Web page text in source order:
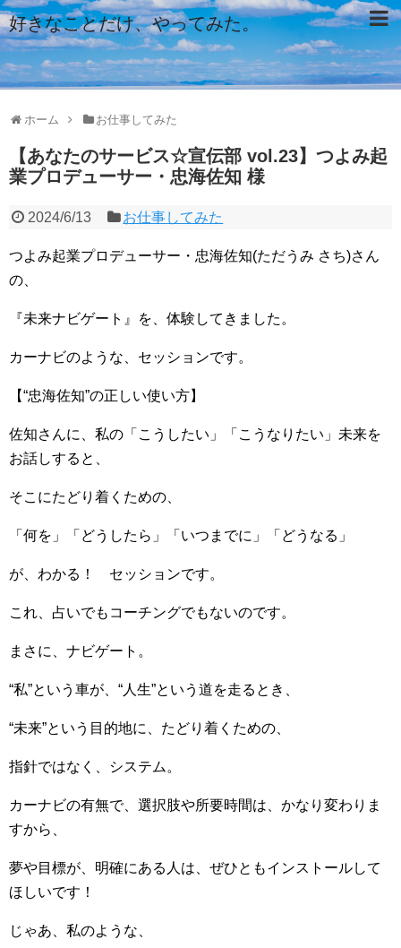
好きなことだけ、やってみた。
ホーム お仕事してみた
【あなたのサービス☆宣伝部 vol.23】つよみ起
業プロデューサー・忠海佐知 様
2024/6/13 お仕事してみた
つよみ起業プロデューサー・忠海佐知(ただうみ さち)さん
の、
『未来ナビゲート』を、体験してきました。
カーナビのような、セッションです。
【“忠海佐知”の正しい使い方】
佐知さんに、私の「こうしたい」「こうなりたい」未来を
お話しすると、
そこにたどり着くための、
「何を」「どうしたら」「いつまでに」「どうなる」
が、わかる！ セッションです。
これ、占いでもコーチングでもないのです。
まさに、ナビゲート。
“私”という車が、“人生”という道を走るとき、
“未来”という目的地に、たどり着くための、
指針ではなく、システム。
カーナビの有無で、選択肢や所要時間は、かなり変わりま
すから、
夢や目標が、明確にある人は、ぜひともインストールして
ほしいです！
じゃあ、私のような、